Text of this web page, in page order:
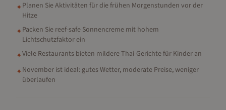
✦Planen Sie Aktivitäten für die frühen Morgenstunden vor der
Hitze
✦Packen Sie reef-safe Sonnencreme mit hohem
Lichtschutzfaktor ein
✦Viele Restaurants bieten mildere Thai-Gerichte für Kinder an
✦November ist ideal: gutes Wetter, moderate Preise, weniger
überlaufen